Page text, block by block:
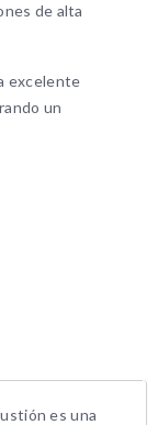
de alta
excelente
un
es una